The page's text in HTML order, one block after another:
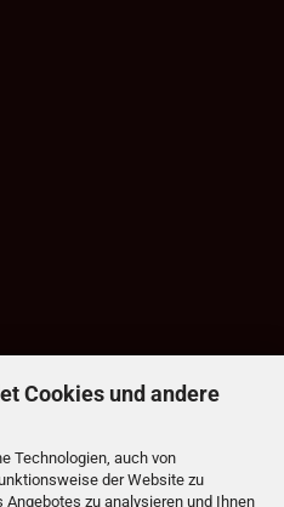
Cookies und andere
Technologien, auch von
der Website zu
zu analysieren und Ihnen